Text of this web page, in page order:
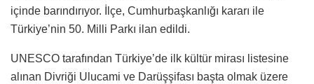
içinde barındırıyor. İlçe, Cumhurbaşkanlığı kararı ile
Türkiye’nin 50. Milli Parkı ilan edildi.
UNESCO tarafından Türkiye’de ilk kültür mirası listesine
alınan Divriği Ulucami ve Darüşşifası başta olmak üzere